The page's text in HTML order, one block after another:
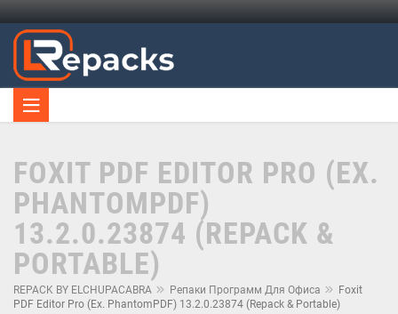
FOXIT PDF EDITOR PRO (EX.
PHANTOMPDF)
13.2.0.23874 (REPACK &
PORTABLE)
REPACK BY ELCHUPACABRA Репаки Программ Для Офиса
Foxit
PDF Editor Pro (ex. PhantomPDF) 13.2.0.23874 (Repack & Portable)